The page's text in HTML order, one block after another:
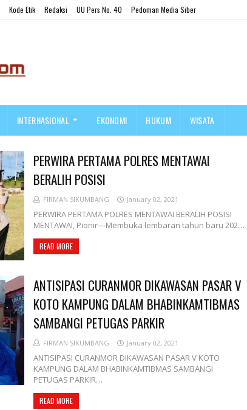
Kode Etik Redaksi UU Pers No. 40 Pedoman Media Siber
INTERNASIONAL EKONOMI HUKUM WISATA
PERWIRA PERTAMA POLRES MENTAWAI
BERALIH POSISI
FIRMAN SIKUMBANG January 02, 2021
PERWIRA PERTAMA POLRES MENTAWAI BERALIH POSISI
MENTAWAI, Pionir—Membuka lembaran tahun baru 202…
READ MORE
ANTISIPASI CURANMOR DIKAWASAN PASAR V
KOTO KAMPUNG DALAM BHABINKAMTIBMAS
SAMBANGI PETUGAS PARKIR
FIRMAN SIKUMBANG January 02, 2021
ANTISIPASI CURANMOR DIKAWASAN PASAR V KOTO
KAMPUNG DALAM BHABINKAMTIBMAS SAMBANGI
PETUGAS PARKIR…
READ MORE